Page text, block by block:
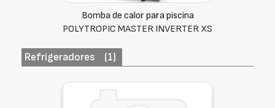
Bomba de calor para piscina
POLYTROPIC MASTER INVERTER XS
Refrigeradores (1)